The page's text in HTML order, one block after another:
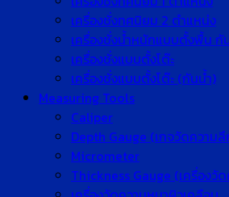
เครื่องชั่งทศนิยม 2 ตำแหน่ง
เครื่องชั่งน้ำหนักแบบตั้งพื้น กั
เครื่องชั่งแบบตั้งโต๊ะ
เครื่องชั่งแบบตั้งโต๊ะ (กันน้ำ)
Measuring Tools
Caliper
Depth Gauge (เกจวัดความ
Micrometer
Thickness Gauge (เครื่องวั